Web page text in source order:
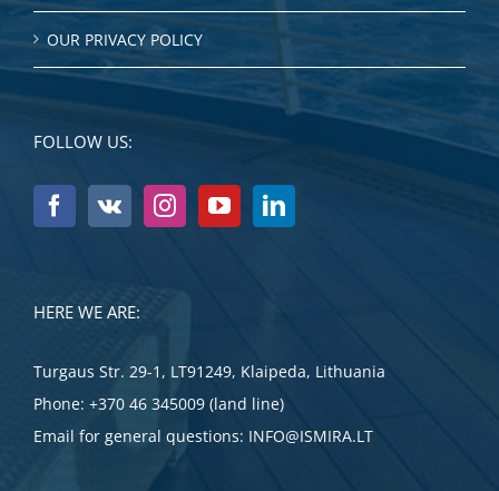
OUR PRIVACY POLICY
FOLLOW US:
HERE WE ARE:
Turgaus Str. 29-1, LT91249, Klaipeda, Lithuania
Phone: +370 46 345009 (land line)
Email for general questions: INFO@ISMIRA.LT